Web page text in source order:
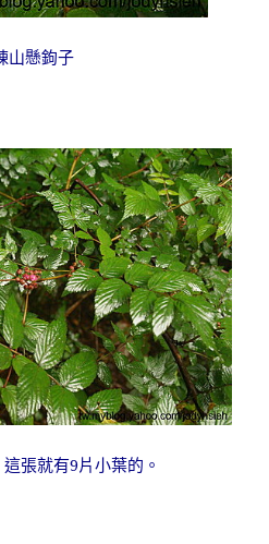
山懸鉤子
張就有9片小葉的。